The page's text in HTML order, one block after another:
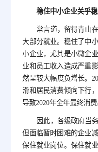
稳住中小企业关乎
常言道，留得青山
大部分就业。稳住了中
小企业，尤其是小微企
业和员工收入造成严重
然呈较大幅度负增长。
滑和居民消费倾向下行
导致2020年全年最终消
因此，各级政府当
但面临暂时困难的企业
保住就业岗位。保住就